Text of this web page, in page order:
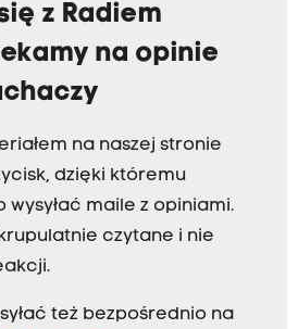
z Radiem
na opinie
na naszej stronie
dzięki któremu
wysyłać maile z opiniami.
czytane i nie
też bezpośrednio na